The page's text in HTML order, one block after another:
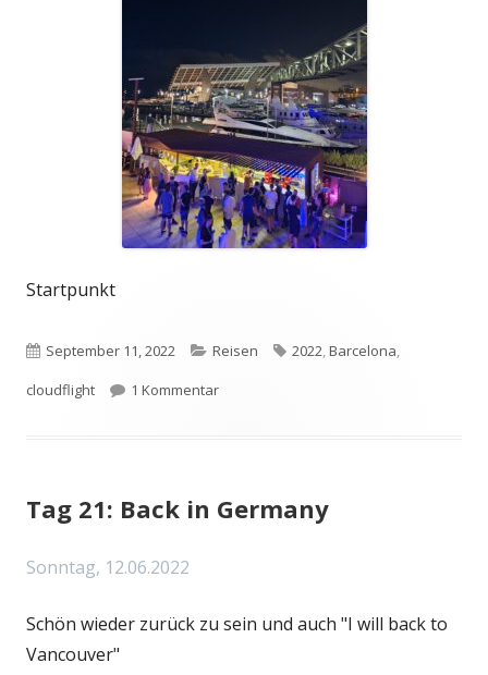
Startpunkt
Veröffentlicht
am
September 11, 2022 Kategorien
Reisen Schlagwörter
2022,Barcelona,
cloudflight
1 Kommentarzu Kurztrip nach Barcelona
Tag 21: Back in Germany
Sonntag, 12.06.2022
Schön wieder zurück zu sein und auch "I will back to
Vancouver"